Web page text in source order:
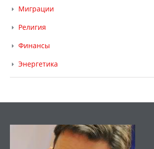
Миграции
Религия
Финансы
Энергетика